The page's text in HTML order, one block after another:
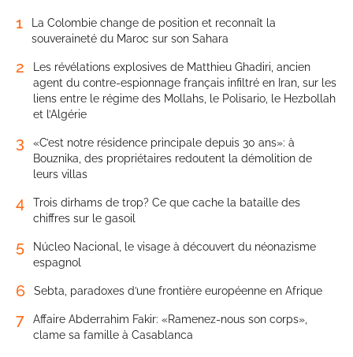
1
La Colombie change de position et reconnaît la
souveraineté du Maroc sur son Sahara
2
Les révélations explosives de Matthieu Ghadiri, ancien
agent du contre-espionnage français infiltré en Iran, sur les
liens entre le régime des Mollahs, le Polisario, le Hezbollah
et l’Algérie
3
«C’est notre résidence principale depuis 30 ans»: à
Bouznika, des propriétaires redoutent la démolition de
leurs villas
4
Trois dirhams de trop? Ce que cache la bataille des
chiffres sur le gasoil
5
Núcleo Nacional, le visage à découvert du néonazisme
espagnol
6 Sebta, paradoxes d’une frontière européenne en Afrique
7
Affaire Abderrahim Fakir: «Ramenez-nous son corps»,
clame sa famille à Casablanca